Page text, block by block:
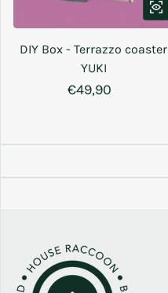
DIY Box - Terrazzo coaster
YUKI
Normale prijs
€49,90